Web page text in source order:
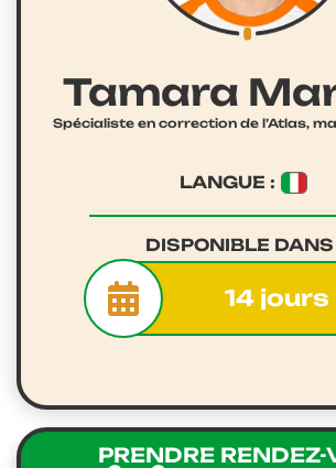
Tamara
Spécialiste en correction de l’Atlas,
LANGUE :
DISPONIBLE DANS
14 jours
PRENDRE RENDEZ-